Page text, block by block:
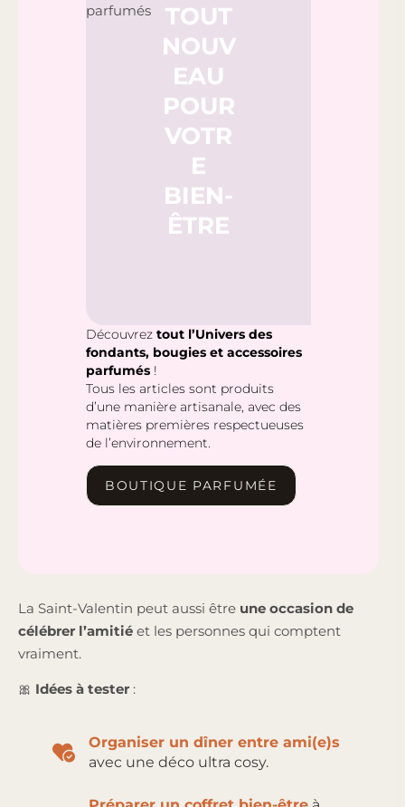
TOUT
NOUV
EAU
POUR
VOTR
E
BIEN-
ÊTRE
Découvrez tout l’Univers des
fondants, bougies et accessoires
parfumés !
Tous les articles sont produits
d’une manière artisanale, avec des
matières premières respectueuses
de l’environnement.
BOUTIQUE PARFUMÉE
La Saint-Valentin peut aussi être une occasion de
célébrer l’amitié et les personnes qui comptent
vraiment.
🎀 Idées à tester :
Organiser un dîner entre ami(e)s
avec une déco ultra cosy.